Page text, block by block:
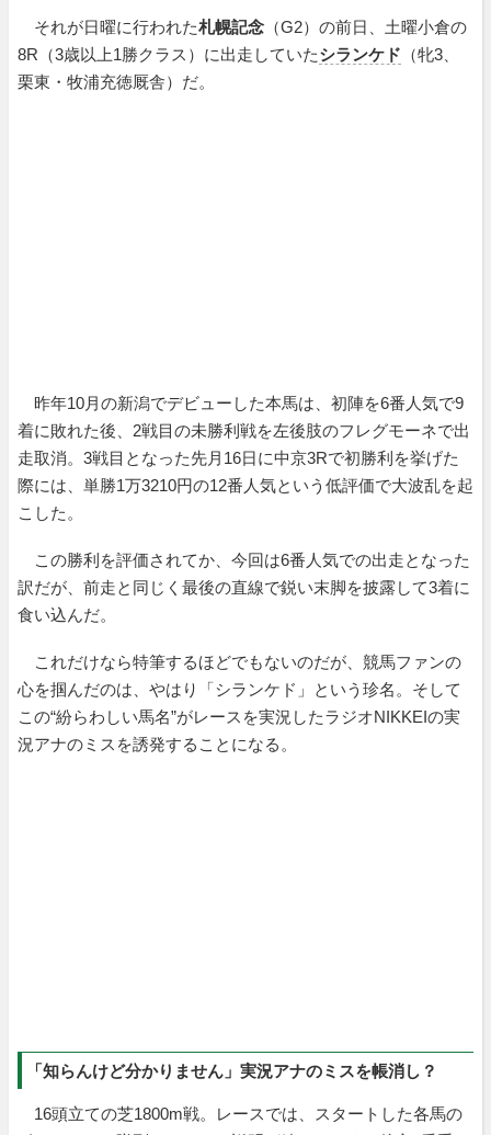
それが日曜に行われた札幌記念 （G2）の前日、土曜小倉の
8R（3歳以上1勝クラス）に出走していたシランケド （牝3、
栗東・牧浦充徳厩舎）だ。
昨年10月の新潟でデビューした本馬は、初陣を6番人気で9
着に敗れた後、2戦目の未勝利戦を左後肢のフレグモーネで出
走取消。3戦目となった先月16日に中京3Rで初勝利を挙げた
際には、単勝1万3210円の12番人気という低評価で大波乱を起
こした。
この勝利を評価されてか、今回は6番人気での出走となった
訳だが、前走と同じく最後の直線で鋭い末脚を披露して3着に
食い込んだ。
これだけなら特筆するほどでもないのだが、競馬ファンの
心を掴んだのは、やはり「シランケド」という珍名。そして
この“紛らわしい馬名”がレースを実況したラジオNIKKEIの実
況アナのミスを誘発することになる。
「知らんけど分かりません」実況アナのミスを帳消し？
16頭立ての芝1800m戦。レースでは、スタートした各馬の